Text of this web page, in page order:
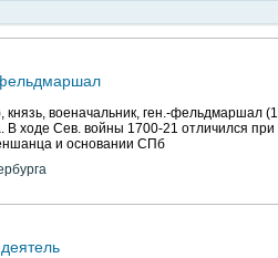
военачальник, ген.-фельдмаршал
В ходе Сев. войны 1700-21 отличился
и основании СПб